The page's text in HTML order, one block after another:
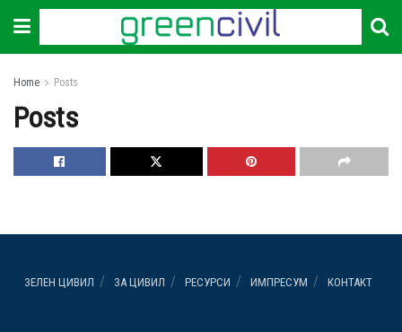
Home Posts
Posts
ЗЕЛЕН ЦИВИЛ ЗА ЦИВИЛ РЕСУРСИ ИМПРЕСУМ КОНТАКТ